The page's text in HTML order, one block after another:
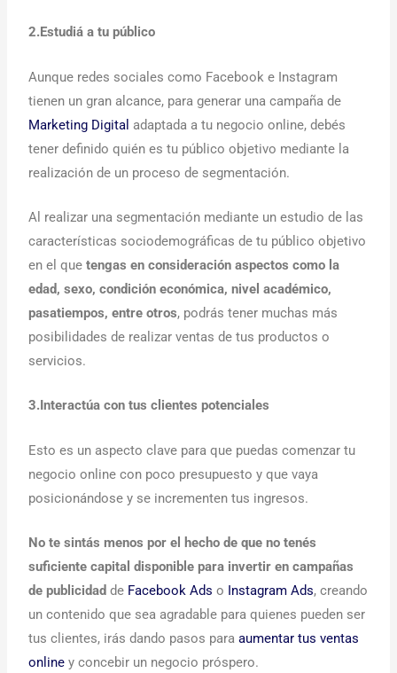
2.Estudiá a tu público
Aunque redes sociales como Facebook e Instagram
tienen un gran alcance, para generar una campaña de
Marketing Digital adaptada a tu negocio online, debés
tener definido quién es tu público objetivo mediante la
realización de un proceso de segmentación.
Al realizar una segmentación mediante un estudio de las
características sociodemográficas de tu público objetivo
en el quetengas en consideración aspectos como la
edad, sexo, condición económica, nivel académico,
pasatiempos, entre otros, podrás tener muchas más
posibilidades de realizar ventas de tus productos o
servicios.
3.Interactúa con tus clientes potenciales
Esto es un aspecto clave para que puedas comenzar tu
negocio online con poco presupuesto y que vaya
posicionándose y se incrementen tus ingresos.
No te sintás menos por el hecho de que no tenés
suficiente capital disponible para invertir en campañas
de publicidad de Facebook Ads o Instagram Ads, creando
un contenido que sea agradable para quienes pueden ser
tus clientes, irás dando pasos paraaumentar tus ventas
online y concebir un negocio próspero.